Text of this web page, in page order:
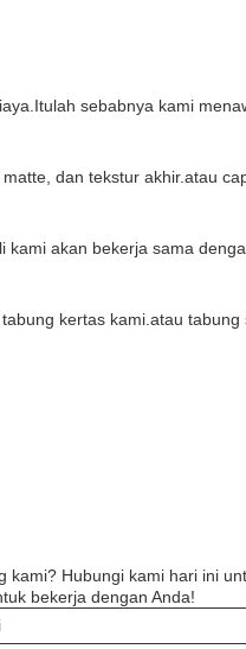
sebabnya kami
dan tekstur akhir.atau
kami akan bekerja sama
kertas kami.atau tabung
kami? Hubungi kami hari ini
bekerja dengan Anda!